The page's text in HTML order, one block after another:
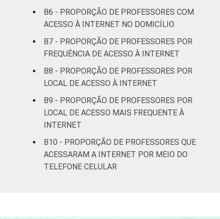
B6 - PROPORÇÃO DE PROFESSORES COM
ACESSO À INTERNET NO DOMICÍLIO
B7 - PROPORÇÃO DE PROFESSORES POR
FREQUÊNCIA DE ACESSO À INTERNET
B8 - PROPORÇÃO DE PROFESSORES POR
LOCAL DE ACESSO À INTERNET
B9 - PROPORÇÃO DE PROFESSORES POR
LOCAL DE ACESSO MAIS FREQUENTE À
INTERNET
B10 - PROPORÇÃO DE PROFESSORES QUE
ACESSARAM A INTERNET POR MEIO DO
TELEFONE CELULAR